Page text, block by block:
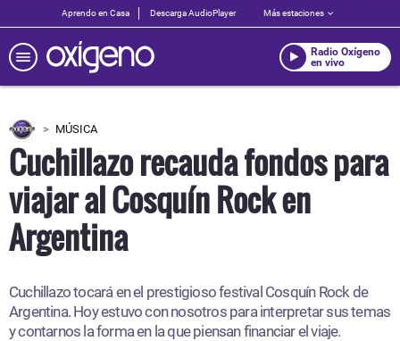
Aprendo en Casa Descarga AudioPlayer Más estaciones
Radio Oxígeno
en vivo
MÚSICA
Cuchillazo recauda fondos para
viajar al Cosquín Rock en
Argentina
Cuchillazo tocará en el prestigioso festival Cosquín Rock de
Argentina. Hoy estuvo con nosotros para interpretar sus temas
y contarnos la forma en la que piensan financiar el viaje.